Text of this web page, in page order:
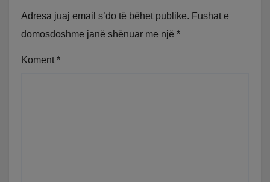
Adresa juaj email s’do të bëhet publike. Fushat e
domosdoshme janë shënuar me një *
Koment *